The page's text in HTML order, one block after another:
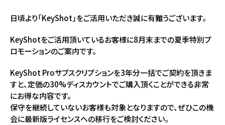
日頃より「KeyShot」をご活用いただき誠に有難うございます。
KeyShotをご活用頂いているお客様に8月末までの夏季特別プ
ロモーションのご案内です。
KeyShot Proサブスクリプションを3年分一括でご契約を頂きま
すと、定価の30%ディスカウントでご購入頂くことができる非常
にお得な内容です。
保守を継続していないお客様も対象となりますので、ぜひこの機
会に最新版ライセンスへの移行をご検討ください。